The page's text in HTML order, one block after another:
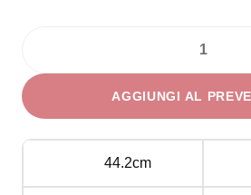
Bollitore
25
AGGIUNGI AL
44.2cm